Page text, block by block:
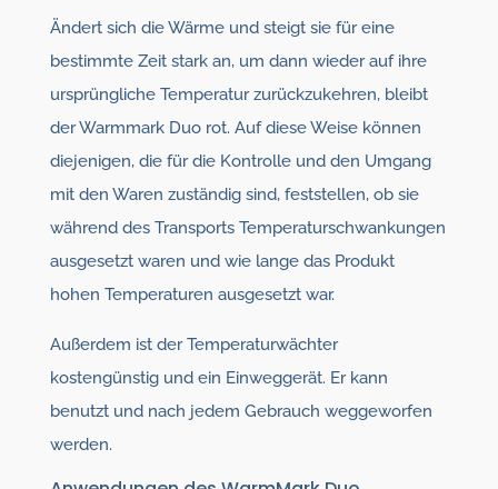
Ändert sich die Wärme und steigt sie für eine
bestimmte Zeit stark an, um dann wieder auf ihre
ursprüngliche Temperatur zurückzukehren, bleibt
der Warmmark Duo rot. Auf diese Weise können
diejenigen, die für die Kontrolle und den Umgang
mit den Waren zuständig sind, feststellen, ob sie
während des Transports Temperaturschwankungen
ausgesetzt waren und wie lange das Produkt
hohen Temperaturen ausgesetzt war.
Außerdem ist der Temperaturwächter
kostengünstig und ein Einweggerät. Er kann
benutzt und nach jedem Gebrauch weggeworfen
werden.